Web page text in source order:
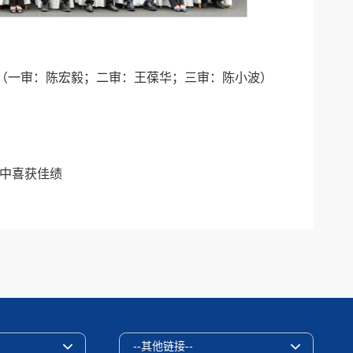
一审：陈宏毅；二审：王葆华；三审：陈小波）
喜获佳绩
--其他链接--